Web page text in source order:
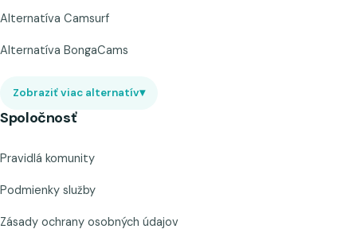
Alternatíva Camsurf
Alternatíva BongaCams
Zobraziť viac alternatív▾
Spoločnosť
Pravidlá komunity
Podmienky služby
Zásady ochrany osobných údajov